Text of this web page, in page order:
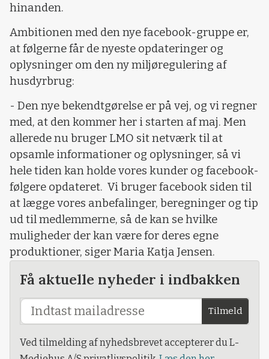
hinanden.
Ambitionen med den nye facebook-gruppe er,
at følgerne får de nyeste opdateringer og
oplysninger om den ny miljøregulering af
husdyrbrug:
- Den nye bekendtgørelse er på vej, og vi regner
med, at den kommer her i starten af maj. Men
allerede nu bruger LMO sit netværk til at
opsamle informationer og oplysninger, så vi
hele tiden kan holde vores kunder og facebook-
følgere opdateret. Vi bruger facebook siden til
at lægge vores anbefalinger, beregninger og tip
ud til medlemmerne, så de kan se hvilke
muligheder der kan være for deres egne
produktioner, siger Maria Katja Jensen.
Få aktuelle nyheder i indbakken
Tilmeld
Ved tilmelding af nyhedsbrevet accepterer du L-